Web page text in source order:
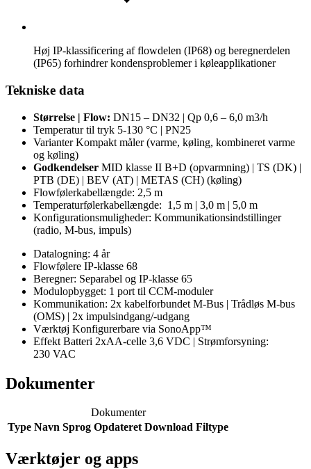
Høj IP-klassificering af flowdelen (IP68) og beregnerdelen
(IP65) forhindrer kondensproblemer i køleapplikationer
Tekniske data
Størrelse | Flow: DN15 – DN32 | Qp 0,6 – 6,0 m3/h
Temperatur til tryk 5-130 °C | PN25
VarianterKompakt måler (varme, køling, kombineret varme
og køling)
Godkendelser MID klasse II B+D (opvarmning) | TS (DK) |
PTB (DE) | BEV (AT) | METAS (CH) (køling)
Flowfølerkabellængde: 2,5 m
Temperaturfølerkabellængde: 1,5 m | 3,0 m | 5,0 m
Konfigurationsmuligheder: Kommunikationsindstillinger
(radio, M-bus, impuls)
Datalogning: 4 år
Flowfølere IP-klasse 68
Beregner: Separabel og IP-klasse 65
Modulopbygget: 1 port til CCM-moduler
Kommunikation: 2x kabelforbundet M-Bus | Trådløs M-bus
(OMS) | 2x impulsindgang/-udgang
Værktøj Konfigurerbare via SonoApp™
Effekt Batteri 2xAA-celle 3,6 VDC | Strømforsyning:
230 VAC
Dokumenter
Dokumenter
Type Navn Sprog Opdateret Download Filtype
Værktøjer og apps